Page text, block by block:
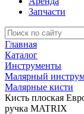
Запчасти
Главная
Каталог
Инструменты
Малярный
Малярные кисти
Кисть плоская
ручка MATRIX